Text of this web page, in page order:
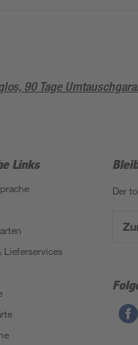
90 Tage
Links
Lieferservices
Der